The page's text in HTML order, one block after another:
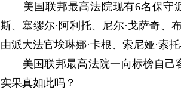
美国联邦最高法院现有6名保守派
斯、塞缪尔·阿利托、尼尔·戈萨奇、
由派大法官埃琳娜·卡根、索尼娅·索
美国联邦最高法院一向标榜自己
实果真如此吗？